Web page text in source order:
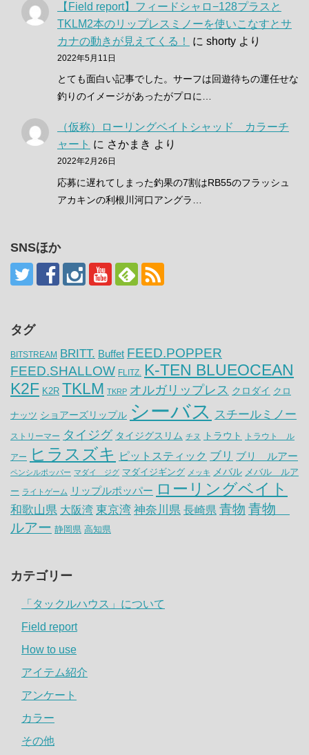
【Field report】フィードシャロ−128プラスと
TKLM2本のリップレスミノーを使いこなすとサ
カナの動きが見えてくる！
に shorty より
2022年5月11日
とても面白い記事でした。サーフは回遊待ちの運任せな
釣りのイメージがあったがプロに…
（仮称）ローリングベイトシャッド カラーチ
ャート に さかまき より
2022年2月26日
応募に遅れてしまった釣果の7割はRB55のフラッシュ
アカキンの利根川河口アングラ…
SNSほか
タグ
BITSTREAM BRITT. Buffet FEED.POPPER
FEED.SHALLOW FLITZ.
K-TEN BLUEOCEAN
K2F K2R TKLM TKRP オルガリップレス クロダイ クロ
ナッツ ショアーズリップル シーバス スチールミノー
ストリーマー タイジグ タイジグスリム チヌ トラウト トラウト ル
アー ヒラスズキ ピットスティック ブリ ブリ ルアー
ペンシルポッパー マダイ ジグ マダイジギング メッキ メバル メバル ルア
ー ライトゲーム リップルポッパー ローリングベイト
和歌山県 大阪湾 東京湾 神奈川県 長崎県 青物 青物
ルアー 静岡県 高知県
カテゴリー
「タックルハウス」について
Field report
How to use
アイテム紹介
アンケート
カラー
その他